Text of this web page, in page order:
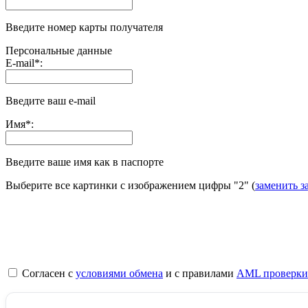
Введите номер карты получателя
Персональные данные
E-mail*:
Введите ваш e-mail
Имя*:
Введите ваше имя как в паспорте
Выберите все картинки с изображением цифры "2" (заменить
Согласен с условиями обмена и с правилами AML проверки